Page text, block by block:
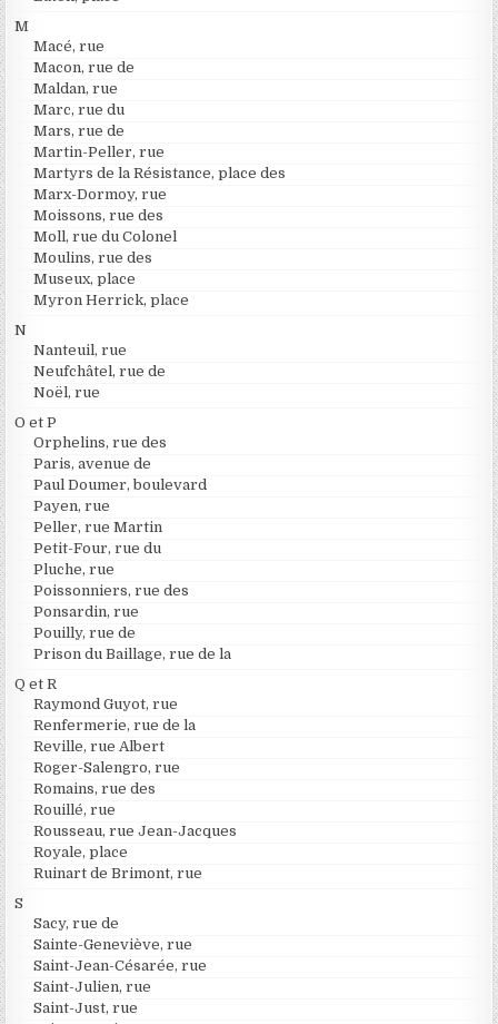
M
Macé, rue
Macon, rue de
Maldan, rue
Marc, rue du
Mars, rue de
Martin-Peller, rue
Martyrs de la Résistance, place des
Marx-Dormoy, rue
Moissons, rue des
Moll, rue du Colonel
Moulins, rue des
Museux, place
Myron Herrick, place
N
Nanteuil, rue
Neufchâtel, rue de
Noël, rue
O et P
Orphelins, rue des
Paris, avenue de
Paul Doumer, boulevard
Payen, rue
Peller, rue Martin
Petit-Four, rue du
Pluche, rue
Poissonniers, rue des
Ponsardin, rue
Pouilly, rue de
Prison du Baillage, rue de la
Q et R
Raymond Guyot, rue
Renfermerie, rue de la
Reville, rue Albert
Roger-Salengro, rue
Romains, rue des
Rouillé, rue
Rousseau, rue Jean-Jacques
Royale, place
Ruinart de Brimont, rue
S
Sacy, rue de
Sainte-Geneviève, rue
Saint-Jean-Césarée, rue
Saint-Julien, rue
Saint-Just, rue